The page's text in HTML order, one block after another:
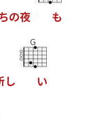
ちの夜 も
し
G
い